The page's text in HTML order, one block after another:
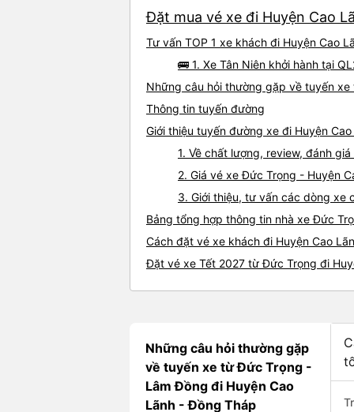
Đặt mua vé xe đi Huyện Cao
Tư vấn TOP 1 xe khách đi Huyện Cao
🚌 1. Xe Tân Niên khởi hành tại
Những câu hỏi thường gặp về tuyến
Thông tin tuyến đường
Giới thiệu tuyến đường xe đi Huyện
1. Về chất lượng, review, đánh
2. Giá vé xe Đức Trọng - Huyện
3. Giới thiệu, tư vấn các dòng xe
Bảng tổng hợp thông tin nhà xe Đức
Cách đặt vé xe khách đi Huyện Cao
Đặt vé xe Tết 2027 từ Đức Trọng đi
Những câu hỏi thường gặp
về tuyến xe từ Đức Trọng -
Lâm Đồng đi Huyện Cao
Lãnh - Đồng Tháp